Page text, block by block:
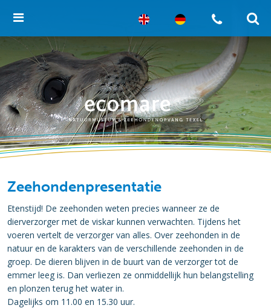
Zeehondenpresentatie
Etenstijd! De zeehonden weten precies wanneer ze de
dierverzorger met de viskar kunnen verwachten. Tijdens het
voeren vertelt de verzorger van alles. Over zeehonden in de
natuur en de karakters van de verschillende zeehonden in de
groep. De dieren blijven in de buurt van de verzorger tot de
emmer leeg is. Dan verliezen ze onmiddellijk hun belangstelling
en plonzen terug het water in.
Dagelijks om 11.00 en 15.30 uur.